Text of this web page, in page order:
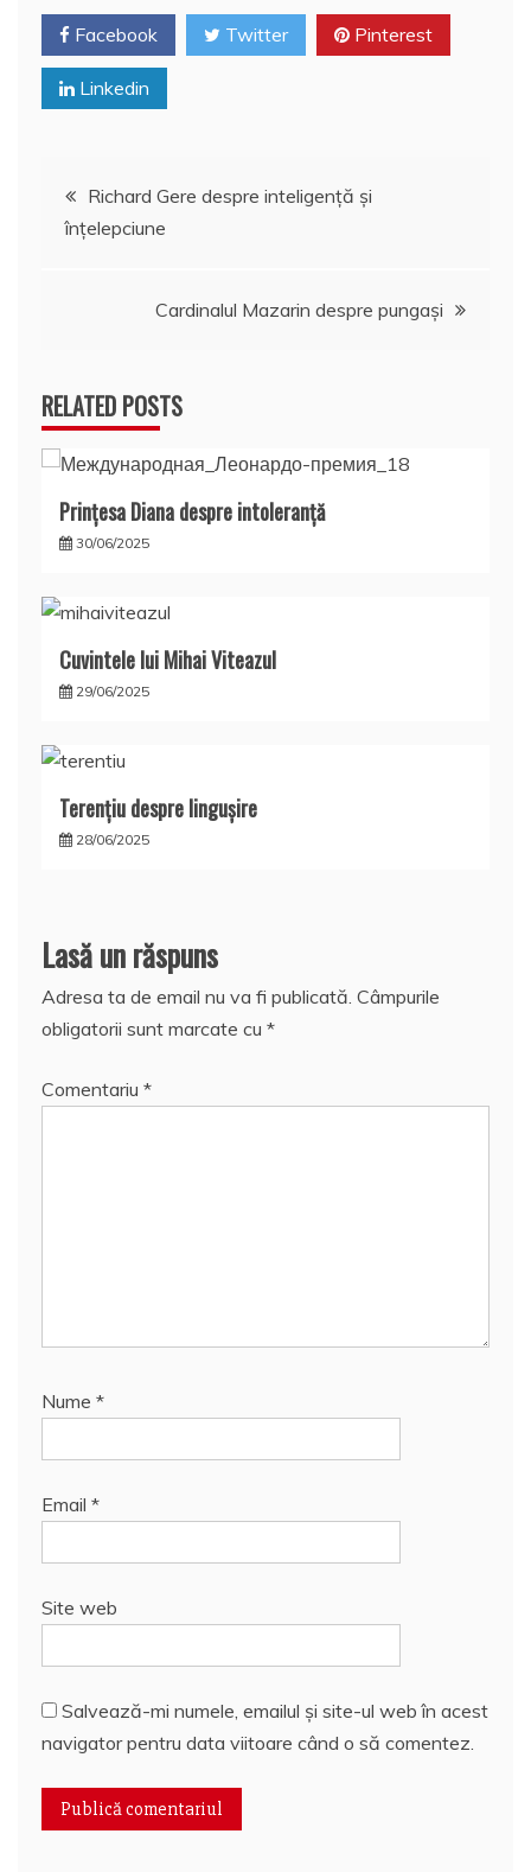
Facebook Twitter Pinterest
Linkedin
Navigare
în
Richard Gere despre inteligenţă şi
înţelepciune
Cardinalul Mazarin despre pungaşi
RELATED POSTS
Prințesa Diana despre intoleranță
30/06/2025
Cuvintele lui Mihai Viteazul
29/06/2025
Terențiu despre lingușire
28/06/2025
Lasă un răspuns
Adresa ta de email nu va fi publicată. Câmpurile
obligatorii sunt marcate cu *
Comentariu *
Nume *
Email *
Site web
Salvează-mi numele, emailul și site-ul web în acest
navigator pentru data viitoare când o să comentez.